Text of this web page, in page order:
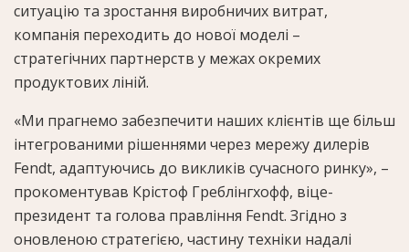
ситуацію та зростання виробничих витрат,
компанія переходить до нової моделі –
стратегічних партнерств у межах окремих
продуктових ліній.
«Ми прагнемо забезпечити наших клієнтів ще більш
інтегрованими рішеннями через мережу дилерів
Fendt, адаптуючись до викликів сучасного ринку», –
прокоментував Крістоф Греблінгхофф, віце-
президент та голова правління Fendt. Згідно з
оновленою стратегією, частину техніки надалі